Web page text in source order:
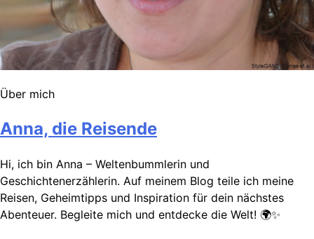
Über mich
Anna, die Reisende
Hi, ich bin Anna – Weltenbummlerin und
Geschichtenerzählerin. Auf meinem Blog teile ich meine
Reisen, Geheimtipps und Inspiration für dein nächstes
Abenteuer. Begleite mich und entdecke die Welt! 🌍✨